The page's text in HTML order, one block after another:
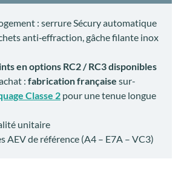
: serrure Sécury automatique
anti‑effraction, gâche filante inox
en options RC2 / RC3 disponibles
: fabrication française sur-
Classe 2 pour une tenue longue
unitaire
AEV de référence (A4 – E7A – VC3)